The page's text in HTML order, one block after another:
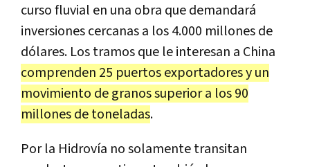
curso fluvial en una obra que demandará
inversiones cercanas a los 4.000 millones de
dólares. Los tramos que le interesan a China
comprenden 25 puertos exportadores y un
movimiento de granos superior a los 90
millones de toneladas.
Por la Hidrovía no solamente transitan